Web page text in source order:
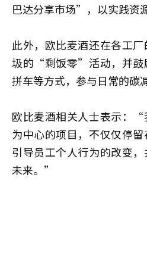
巴达分享市场”，以实践资
此外，欧比麦酒还在各工
圾的“剩饭零”活动，并鼓
拼车等方式，参与日常的碳
欧比麦酒相关人士表示：
为中心的项目，不仅仅停
引导员工个人行为的改变
未来。”